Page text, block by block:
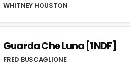
WHITNEY HOUSTON
Guarda Che Luna [1NDF]
FRED BUSCAGLIONE